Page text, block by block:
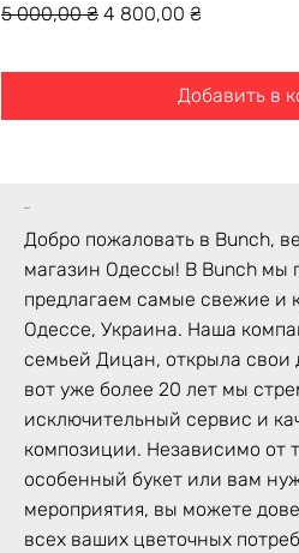
Обычная цена
5 000,00 ₴ Цена со скидкой
4 800,00 ₴
Добавить в
bunch
Добро пожаловать в Bunch,
магазин Одессы! В Bunch мы
предлагаем самые свежие и
Одессе, Украина. Наша
семьей Дицан, открыла свои
вот уже более 20 лет мы
исключительный сервис и
композиции. Независимо от
особенный букет или вам
мероприятия, вы можете
всех ваших цветочных